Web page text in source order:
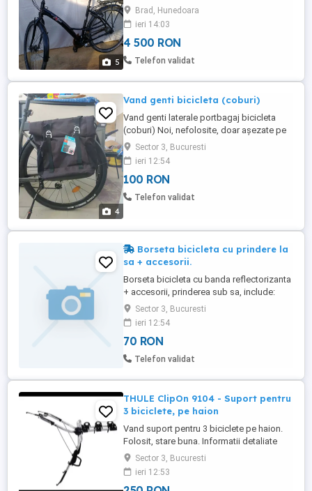
5
practic il urc treptat, dar sunt negociabile
Nu ma grabesc sa le vand deoarece sunt
bine puse la conservare Nu le trimit cu
ramburs Ignor si ia instant block cei care
vor sa-mi vanda si care isi dau cu parerea
Brad, Hunedoara
ieri 14:03
4 500 RON
Telefon validat
4
Vand genti bicicleta (coburi)
Vand genti laterale portbagaj bicicleta
(coburi) Noi, nefolosite, doar așezate pe
bicicleta de proba. sunt prea mari pentru
bicicleta mea. Lipsa sistem de prindere
jos, dar poate fi înlocuit cu o banda velcro
(arici). Înălțime 60 cm, lățime 29 cm,
grosime 14 cm, volum 18 litri max. 8 kg.
Sector 3, Bucuresti
ieri 12:54
100 RON
Telefon validat
Borseta bicicleta cu prindere la
sa + accesorii.
Borseta bicicleta cu banda reflectorizanta
+ accesorii, prinderea sub sa, include:
1buc. Geanta, 1buc. Chei imbus(2.3.4.5.6.
Surubelnita cap plat. Surubelnita
cruciforma nr. 1), 1buc. glaspapir, 2buc.
Petece rotunde autoadezive, 2buc. Petece
pătrate autoadezive, 1buc. Cheie cu cap
Sector 3, Bucuresti
ieri 12:54
70 RON
Telefon validat
THULE ClipOn 9104 - Suport pentru
3 biciclete, pe haion
Vand suport pentru 3 biciclete pe haion.
Folosit, stare buna. Informatii detaliate
precum si lista de masini compatibile
gasiti pe internet. Doar predare personala
cu testare in Bucuresti sector 3. Trimit prin
Sector 3, Bucuresti
ieri 12:53